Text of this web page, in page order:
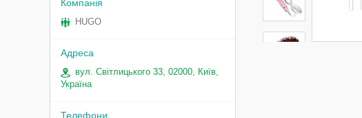
HUGO
вул. Світлицького 33, 02000, Київ,
Україна